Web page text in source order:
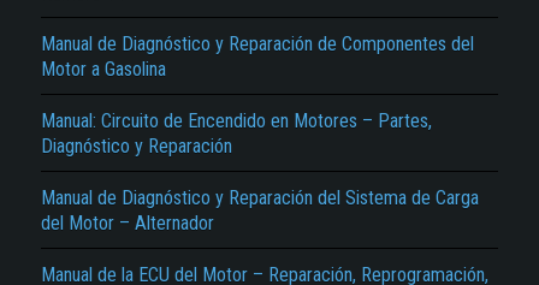
Manual de Diagnóstico y Reparación de Componentes del
Motor a Gasolina
Manual: Circuito de Encendido en Motores – Partes,
Diagnóstico y Reparación
Manual de Diagnóstico y Reparación del Sistema de Carga
del Motor – Alternador
Manual de la ECU del Motor – Reparación, Reprogramación,
El Título es incorrecto según el contenido.
Texto o Imagen de portada son erróneos.
No carga o no se visualiza el contenido.
Reportar otro tipo de error...